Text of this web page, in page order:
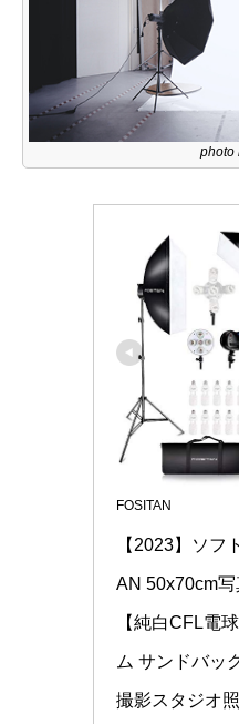
photo
FOSITAN
【2023】ソフ
AN 50x70cm写
【純白CFL電
ム サンドバッ
撮影スタジオ